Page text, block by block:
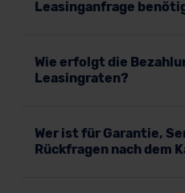
Leasinganfrage
Wie erfolgt die
Leasingraten?
Wer ist für Garantie,
Rückfragen nach dem